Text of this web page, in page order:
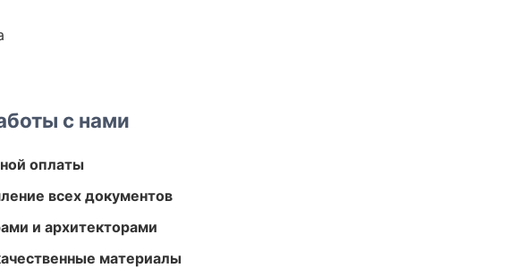
с нами
оплаты
всех документов
и архитекторами
материалы